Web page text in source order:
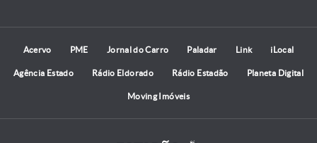
Acervo PME Jornal do Carro Paladar Link iLocal
Agência Estado Rádio Eldorado Rádio Estadão Planeta Digital
Moving Imóveis